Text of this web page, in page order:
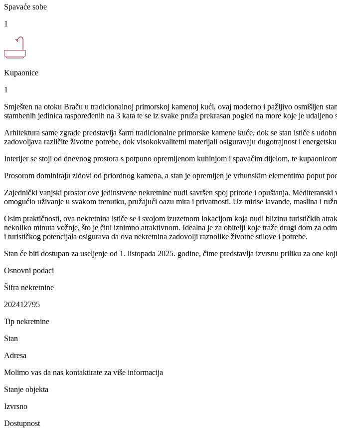
Spavaće sobe
1
Kupaonice
1
Smješten na otoku Braču u tradicionalnoj primorskoj kamenoj kući, ovaj moderno i pažljivo osmišljen
stambenih jedinica raspoređenih na 3 kata te se iz svake pruža prekrasan pogled na more koje je
Arhitektura same zgrade predstavlja šarm tradicionalne primorske kamene kuće, dok se stan ističe s
zadovoljava različite životne potrebe, dok visokokvalitetni materijali osiguravaju dugotrajnost i
Interijer se stoji od dnevnog prostora s potpuno opremljenom kuhinjom i spavaćim dijelom, te
Prosorom dominiraju zidovi od priordnog kamena, a stan je opremljen je vrhunskim elementima poput
Zajednički vanjski prostor ove jedinstvene nekretnine nudi savršen spoj prirode i opuštanja.
omogućio uživanje u svakom trenutku, pružajući oazu mira i privatnosti. Uz mirise lavande, maslina i
Osim praktičnosti, ova nekretnina ističe se i svojom izuzetnom lokacijom koja nudi blizinu turističkih
nekoliko minuta vožnje, što je čini iznimno atraktivnom. Idealna je za obitelji koje traže drugi dom za
i turističkog potencijala osigurava da ova nekretnina zadovolji raznolike životne stilove i potrebe.
Stan će biti dostupan za useljenje od 1. listopada 2025. godine, čime predstavlja izvrsnu priliku za one
Osnovni podaci
Šifra nekretnine
202412795
Tip nekretnine
Stan
Adresa
Molimo vas da nas kontaktirate za više informacija
Stanje objekta
Izvrsno
Dostupnost